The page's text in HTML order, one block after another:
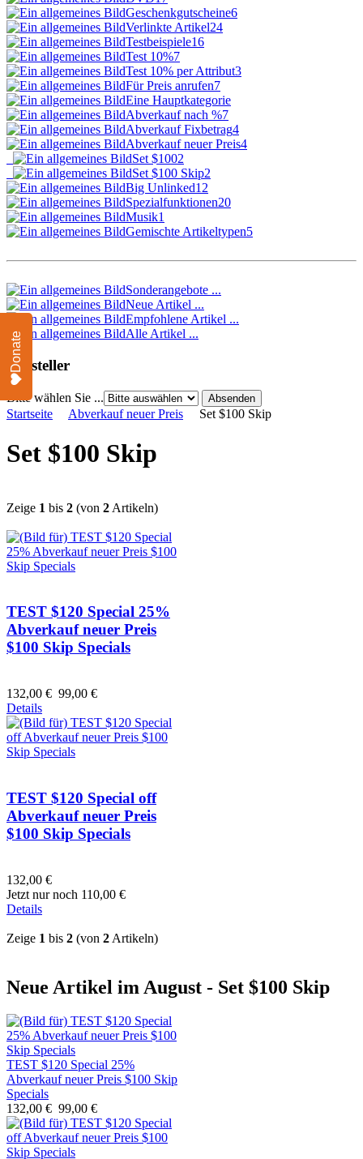
Geschenkgutscheine6
Verlinkte Artikel24
Testbeispiele16
Test 10%7
Test 10% per Attribut3
Für Preis anrufen7
Eine Hauptkategorie
Abverkauf nach %7
Abverkauf Fixbetrag4
Abverkauf neuer Preis4
Set $1002
Set $100 Skip2
Big Unlinked12
Spezialfunktionen20
Musik1
Gemischte Artikeltypen5
Sonderangebote ...
Neue Artikel ...
Empfohlene Artikel ...
Alle Artikel ...
Hersteller
Bitte wählen Sie ...
Startseite
Abverkauf neuer Preis Set $100 Skip
Set $100 Skip
Zeige 1 bis 2 (von 2 Artikeln)
TEST $120 Special 25%
Abverkauf neuer Preis
$100 Skip Specials
132,00 € 99,00 €
Details
TEST $120 Special off
Abverkauf neuer Preis
$100 Skip Specials
132,00 €
Jetzt nur noch 110,00 €
Details
Zeige 1 bis 2 (von 2 Artikeln)
Neue Artikel im August - Set $100 Skip
TEST $120 Special 25%
Abverkauf neuer Preis $100 Skip
Specials
132,00 € 99,00 €
Donate